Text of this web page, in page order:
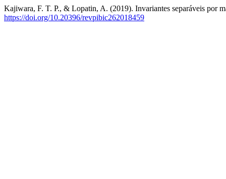
Kajiwara, F. T. P., & Lopatin, A. (2019). Invariantes separáveis por
https://doi.org/10.20396/revpibic262018459